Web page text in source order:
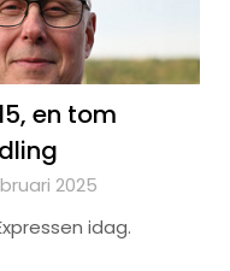
en tom
2025
idag.